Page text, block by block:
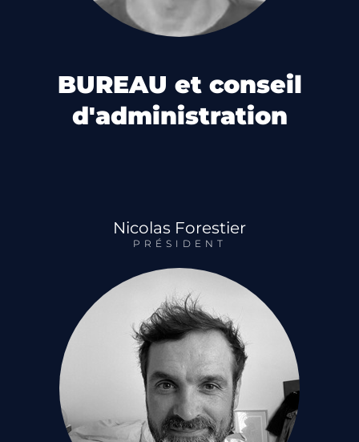
BUREAU et conseil
d'administration
Nicolas Forestier
PRÉSIDENT